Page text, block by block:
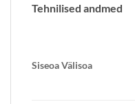
Tehnilised andmed
SiseoaVälisoa